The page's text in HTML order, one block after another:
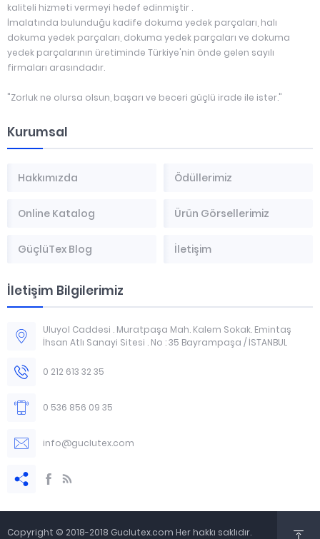
kaliteli hizmeti vermeyi hedef edinmiştir .
İmalatında bulunduğu kadife dokuma yedek parçaları, halı
dokuma yedek parçaları, dokuma yedek parçaları ve dokuma
yedek parçalarının üretiminde Türkiye'nin önde gelen sayılı
firmaları arasındadır.
"Zorluk ne olursa olsun, başarı ve beceri güçlü irade ile ister."
Kurumsal
Hakkımızda Ödüllerimiz
Online Katalog Ürün Görsellerimiz
GüçlüTex Blog İletişim
İletişim Bilgilerimiz
Uluyol Caddesi . Muratpaşa Mah. Kalem Sokak. Emintaş
İhsan Atlı Sanayi Sitesi . No : 35 Bayrampaşa / İSTANBUL
0 212 613 32 35
0 536 856 09 35
info@guclutex.com
Copyright © 2018-2018 Guclutex.com Her hakkı saklıdır.